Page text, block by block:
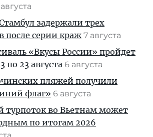
задержали трех
после серии краж 7 августа
«Вкусы России» пройдет
по 23 августа 6 августа
пляжей получили
флаг» 6 августа
турпоток во Вьетнам может
по итогам 2026